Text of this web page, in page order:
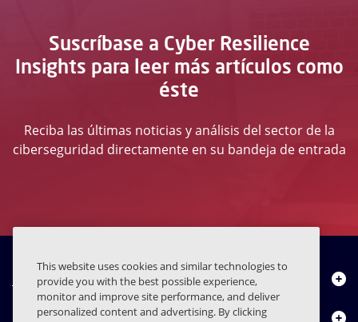
Suscríbase a Cyber Resilience
Insights para leer más artículos como
éste
Reciba las últimas noticias y análisis del sector de la
ciberseguridad directamente en su bandeja de entrada
Quiénes somos
This website uses cookies and similar technologies to
provide you with the best possible experience,
monitor and improve site performance, and deliver
personalized content and advertising. By clicking